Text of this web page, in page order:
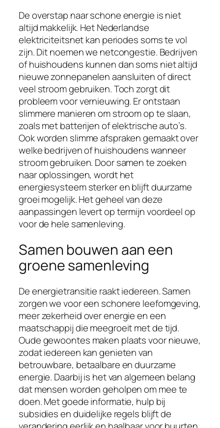
De overstap naar schone energie is niet
altijd makkelijk. Het Nederlandse
elektriciteitsnet kan periodes soms te vol
zijn. Dit noemen we netcongestie. Bedrijven
of huishoudens kunnen dan soms niet altijd
nieuwe zonnepanelen aansluiten of direct
veel stroom gebruiken. Toch zorgt dit
probleem voor vernieuwing. Er ontstaan
slimmere manieren om stroom op te slaan,
zoals met batterijen of elektrische auto’s.
Ook worden slimme afspraken gemaakt over
welke bedrijven of huishoudens wanneer
stroom gebruiken. Door samen te zoeken
naar oplossingen, wordt het
energiesysteem sterker en blijft duurzame
groei mogelijk. Het geheel van deze
aanpassingen levert op termijn voordeel op
voor de hele samenleving.
Samen bouwen aan een
groene samenleving
De energietransitie raakt iedereen. Samen
zorgen we voor een schonere leefomgeving,
meer zekerheid over energie en een
maatschappij die meegroeit met de tijd.
Oude gewoontes maken plaats voor nieuwe,
zodat iedereen kan genieten van
betrouwbare, betaalbare en duurzame
energie. Daarbij is het van algemeen belang
dat mensen worden geholpen om mee te
doen. Met goede informatie, hulp bij
subsidies en duidelijke regels blijft de